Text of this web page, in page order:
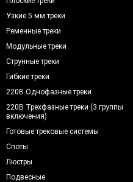
Узкие 5 мм треки
Ременные треки
Модульные треки
Струнные треки
Гибкие треки
220В Однофазные треки
220В Трехфазные треки (3 группы
включения)
Готовые трековые системы
Споты
Люстры
Подвесные